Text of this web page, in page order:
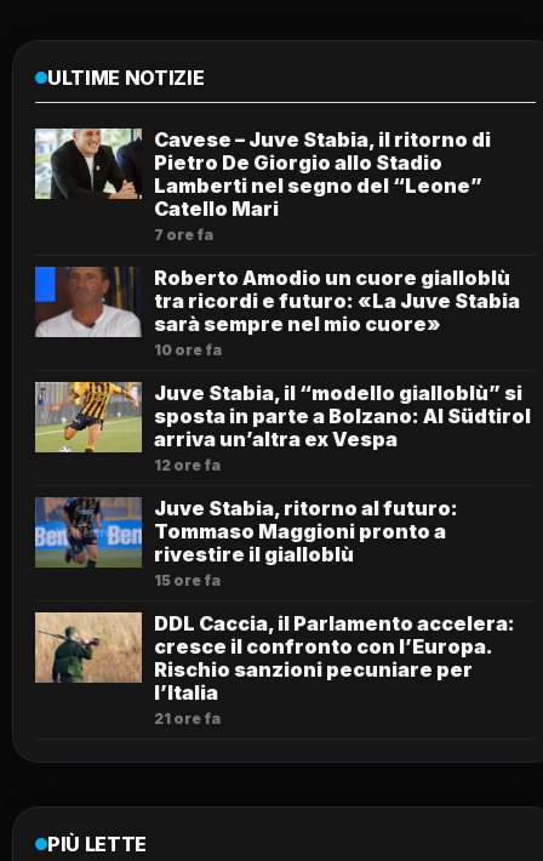
ULTIME NOTIZIE
Cavese – Juve Stabia, il ritorno di
Pietro De Giorgio allo Stadio
Lamberti nel segno del “Leone”
Catello Mari
7 ore fa
Roberto Amodio un cuore gialloblù
tra ricordi e futuro: «La Juve Stabia
sarà sempre nel mio cuore»
10 ore fa
Juve Stabia, il “modello gialloblù” si
sposta in parte a Bolzano: Al Südtirol
arriva un’altra ex Vespa
12 ore fa
Juve Stabia, ritorno al futuro:
Tommaso Maggioni pronto a
rivestire il gialloblù
15 ore fa
DDL Caccia, il Parlamento accelera:
cresce il confronto con l’Europa.
Rischio sanzioni pecuniare per
l’Italia
21 ore fa
PIÙ LETTE